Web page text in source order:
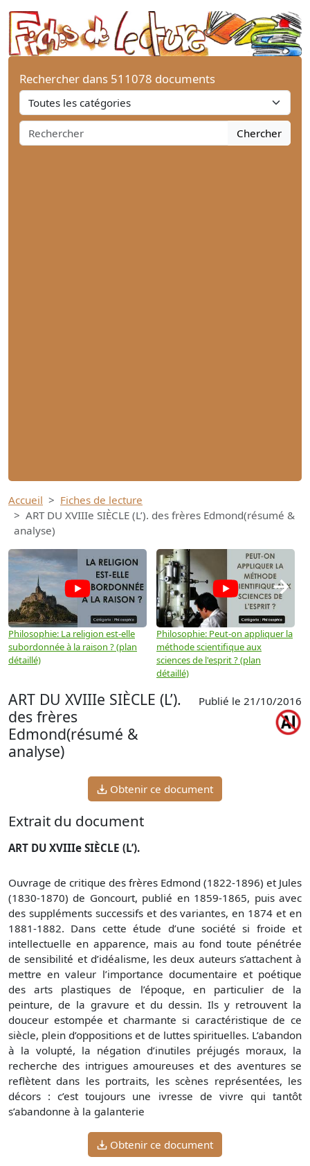
Rechercher dans 511078 documents
Chercher
Accueil
Fiches de lecture
ART DU XVIIIe SIÈCLE (L’). des frères Edmond(résumé &
analyse)
Philosophie: La religion est-elle
subordonnée à la raison ? (plan
détaillé)
Philosophie: Peut-on appliquer la
méthode scientifique aux
sciences de l'esprit ? (plan
détaillé)
→
ART DU XVIIIe SIÈCLE (L’).
des frères
Edmond(résumé &
analyse)
Publié le 21/10/2016
Obtenir ce document
Extrait du document
ART DU XVIIIe SIÈCLE (L’).
Ouvrage de critique des frères Edmond (1822-1896) et Jules
(1830-1870) de Goncourt, publié en 1859-1865, puis avec
des suppléments successifs et des variantes, en 1874 et en
1881-1882. Dans cette étude d’une société si froide et
intellectuelle en apparence, mais au fond toute pénétrée
de sensibilité et d’idéalisme, les deux auteurs s’attachent à
mettre en valeur l’importance documentaire et poétique
des arts plastiques de l’époque, en particulier de la
peinture, de la gravure et du dessin. Ils y retrouvent la
douceur estompée et charmante si caractéristique de ce
siècle, plein d’oppositions et de luttes spirituelles. L’abandon
à la volupté, la négation d’inutiles préjugés moraux, la
recherche des intrigues amoureuses et des aventures se
reflètent dans les portraits, les scènes représentées, les
décors : c’est toujours une ivresse de vivre qui tantôt
s’abandonne à la galanterie
Obtenir ce document